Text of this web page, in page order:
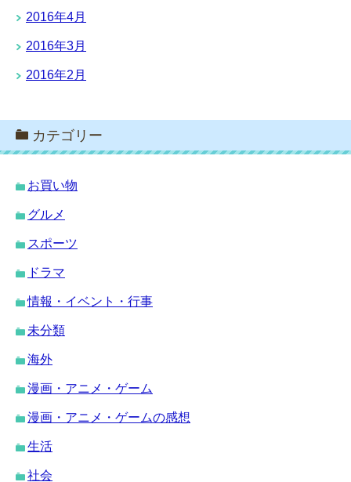
2016年4月
2016年3月
2016年2月
カテゴリー
お買い物
グルメ
スポーツ
ドラマ
情報・イベント・行事
未分類
海外
漫画・アニメ・ゲーム
漫画・アニメ・ゲームの感想
生活
社会